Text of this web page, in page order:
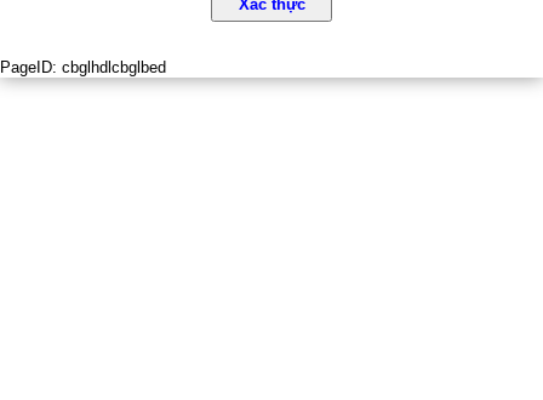
Xác thực
PageID: cbglhdlcbglbed